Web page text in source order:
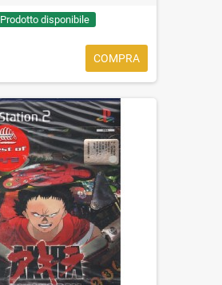
Eagles, il cofondatore
Meisner morto a 77 anni
Meisner ha fornito la voce
Prodotto disponibile
COMPRA